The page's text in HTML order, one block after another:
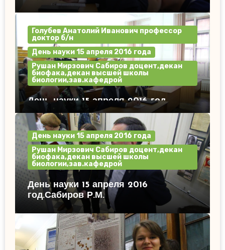
Голубев Анатолий Иванович профессор
доктор б/н
День науки 15 апреля 2016 года
Рушан Мирзович Сабиров доцент,декан
биофака,декан высшей школы
биологии,зав.кафедрой
День науки 15 апреля 2016 год.
День науки 15 апреля 2016 года
Рушан Мирзович Сабиров доцент,декан
биофака,декан высшей школы
биологии,зав.кафедрой
День науки 15 апреля 2016
год.Сабиров Р.М.